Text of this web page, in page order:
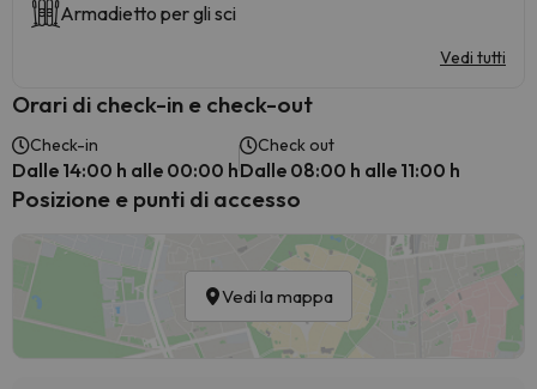
Armadietto per gli sci
Vedi tutti
Orari di check-in e check-out
Check-in
Dalle 14:00 h alle 00:00 h
Check out
Dalle 08:00 h alle 11:00 h
Posizione e punti di accesso
Vedi la mappa